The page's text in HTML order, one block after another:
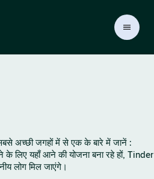
अच्छी जगहों में से एक के बारे में जानें :
के लिए यहाँ आने की योजना बना रहे हों, Tinder
लोग मिल जाएंगे।